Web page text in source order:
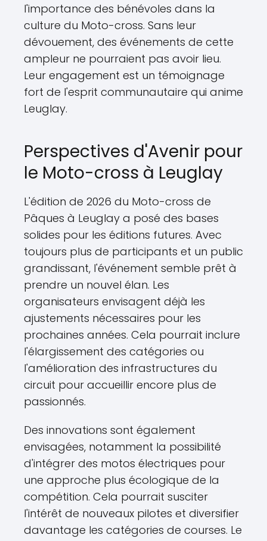
l'importance des bénévoles dans la
culture du Moto-cross. Sans leur
dévouement, des événements de cette
ampleur ne pourraient pas avoir lieu.
Leur engagement est un témoignage
fort de l'esprit communautaire qui anime
Leuglay.
Perspectives d'Avenir pour
le Moto-cross à Leuglay
L'édition de 2026 du Moto-cross de
Pâques à Leuglay a posé des bases
solides pour les éditions futures. Avec
toujours plus de participants et un public
grandissant, l'événement semble prêt à
prendre un nouvel élan. Les
organisateurs envisagent déjà les
ajustements nécessaires pour les
prochaines années. Cela pourrait inclure
l'élargissement des catégories ou
l'amélioration des infrastructures du
circuit pour accueillir encore plus de
passionnés.
Des innovations sont également
envisagées, notamment la possibilité
d'intégrer des motos électriques pour
une approche plus écologique de la
compétition. Cela pourrait susciter
l'intérêt de nouveaux pilotes et diversifier
davantage les catégories de courses. Le